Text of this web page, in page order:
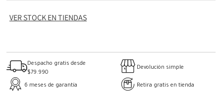
VER STOCK EN TIENDAS
Despacho gratis desde
$79.990
Devolución simple
6 meses de garantía Retira gratis en tienda